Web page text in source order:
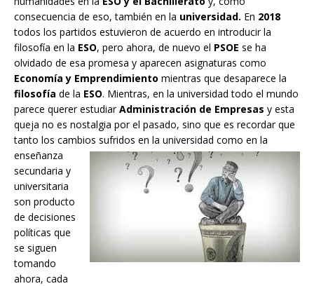
consecuencia de eso, también en la universidad. En 2018
todos los partidos estuvieron de acuerdo en introducir la
filosofía en la ESO, pero ahora, de nuevo el PSOE se ha
olvidado de esa promesa y aparecen asignaturas como
Economía y Emprendimiento mientras que desaparece la
filosofía de la ESO. Mientras, en la universidad todo el mundo
parece querer estudiarAdministración de Empresas y esta
queja no es nostalgia por el pasado, sino que es recordar que
tanto los cambios sufridos en la universidad como en la
enseñanza
secundaria y
universitaria
son producto
de decisiones
políticas que
se siguen
tomando
ahora, cada